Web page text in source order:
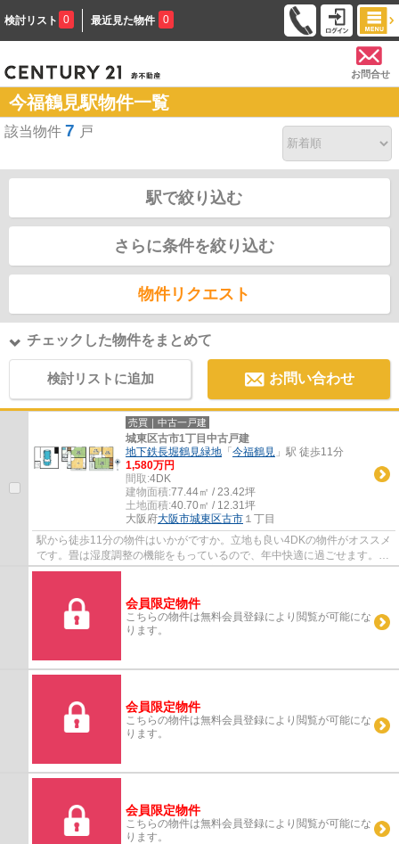
検討リスト 0 最近見た物件 0
お問合せ
今福鶴見駅物件一覧
該当物件 7 戸
駅で絞り込む
さらに条件を絞り込む
物件リクエスト
チェックした物件をまとめて
検討リストに追加 お問い合わせ
売買｜中古一戸建
城東区古市1丁目中古戸建
地下鉄長堀鶴見緑地 「 今福鶴見 」駅 徒歩11分
1,580万円
間取:4DK
建物面積:77.44㎡ / 23.42坪
土地面積:40.70㎡ / 12.31坪
大阪府大阪市城東区古市 １丁目
駅から徒歩11分の物件はいかがですか。立地も良い4DKの物件がオススメ
です。畳は湿度調整の機能をもっているので、年中快適に過ごせます。中
古の戸建て物件のご紹介です。大阪市城東区...
会員限定物件
こちらの物件は無料会員登録により閲覧が可能にな
ります。
会員限定物件
こちらの物件は無料会員登録により閲覧が可能にな
ります。
会員限定物件
こちらの物件は無料会員登録により閲覧が可能にな
ります。